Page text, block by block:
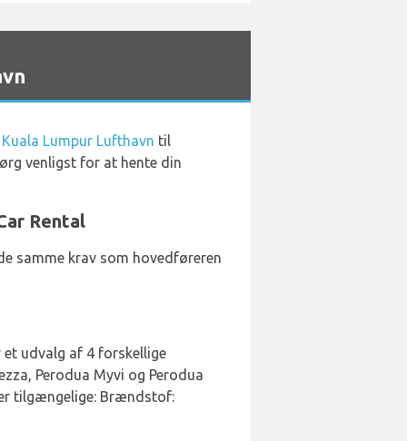
Lumpur Lufthavn til
venligst for at hente din
Rental
samme krav som hovedføreren
udvalg af 4 forskellige
Perodua Myvi og Perodua
tilgængelige: Brændstof: